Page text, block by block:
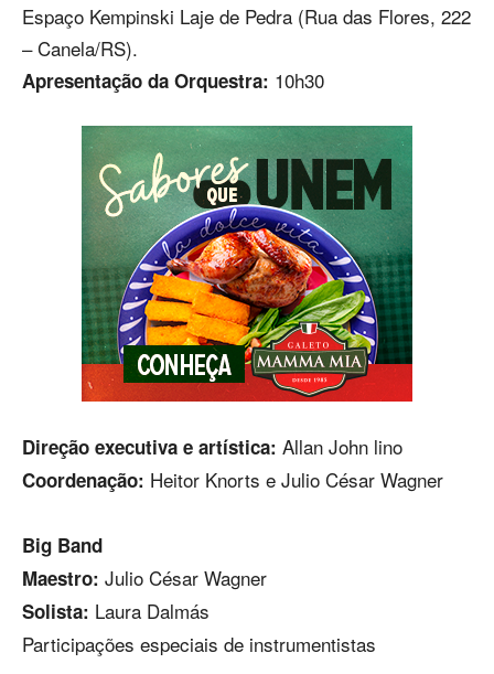
Espaço Kempinski Laje de Pedra (Rua das Flores, 222
– Canela/RS).
Apresentação da Orquestra: 10h30
Direção executiva e artística: Allan John lino
Coordenação: Heitor Knorts e Julio César Wagner
Big Band
Maestro: Julio César Wagner
Solista: Laura Dalmás
Participações especiais de instrumentistas